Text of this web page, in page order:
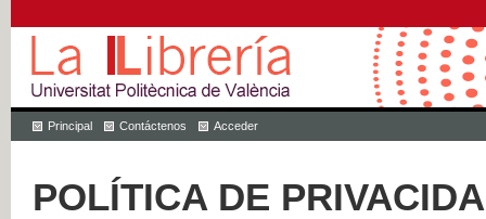
Principal Contáctenos Acceder
POLÍTICA DE